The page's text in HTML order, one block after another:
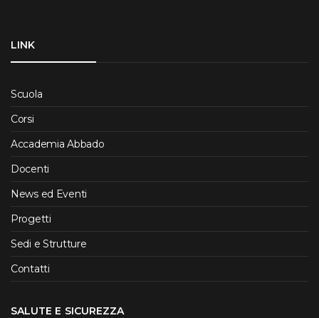
LINK
Scuola
Corsi
Accademia Abbado
Docenti
News ed Eventi
Progetti
Sedi e Strutture
Contatti
SALUTE E SICUREZZA